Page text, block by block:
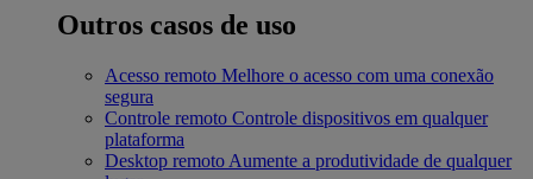
Outros casos de uso
Acesso remoto Melhore o acesso com uma conexão
segura
Controle remoto Controle dispositivos em qualquer
plataforma
Desktop remoto Aumente a produtividade de qualquer